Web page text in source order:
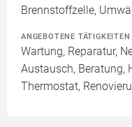
Brennstoffzelle,
ANGEBOTENE TÄTIGKEITEN
Wartung, Reparatur,
Austausch, Beratung,
Thermostat,